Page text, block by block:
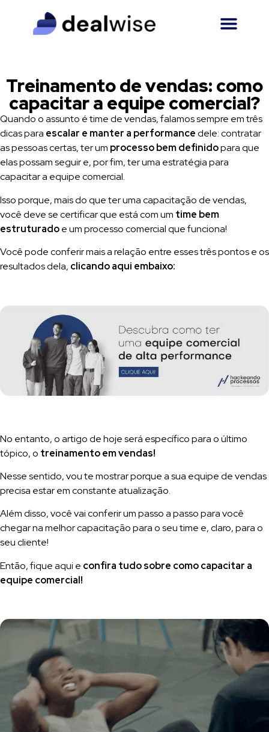
Treinamento de vendas: como
capacitar a equipe comercial?
Quando o assunto é time de vendas, falamos sempre emtrês
dicas para escalar e manter a performancedele: contratar
as pessoas certas, ter um processo bem definidopara que
elas possam seguir e, por fim, ter uma estratégia para
capacitar a equipe comercial.
Isso porque, mais do que ter uma capacitação de vendas,
você deve se certificar que está com um time bem
estruturadoe um processo comercial que funciona!
Você pode conferir mais a relação entre esses três pontos e os
resultados dela, clicando aqui embaixo:
No entanto, o artigo de hoje será específico para o último
tópico, o treinamento em vendas!
Nesse sentido, vou te mostrar porque a sua equipe de vendas
precisa estar em constante atualização.
Além disso, você vai conferir um passo a passo para você
chegar na melhor capacitação para o seu time e, claro, para o
seu cliente!
Então, fique aqui e confira tudo sobre como capacitar a
equipe comercial!